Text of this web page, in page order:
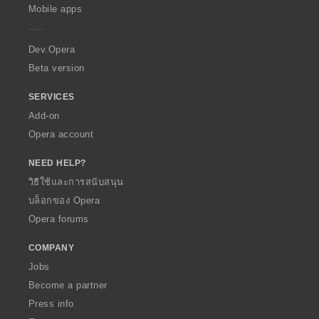
p
a
Mobile apps
Dev.Opera
Beta version
SERVICES
Add-on
Opera account
NEED HELP?
วิธีใช้และการสนับสนุน
บล็อกของ Opera
Opera forums
COMPANY
Jobs
Become a partner
Press info